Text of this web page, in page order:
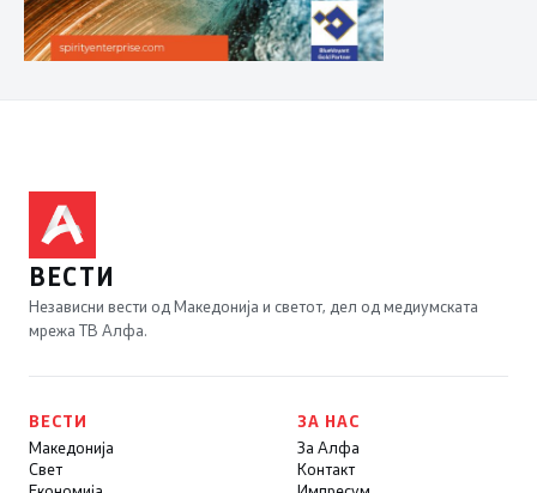
ВЕСТИ
Независни вести од Македонија и светот, дел од медиумската
мрежа ТВ Алфа.
ВЕСТИ
Македонија
Свет
ЗА НАС
За Алфа
Контакт